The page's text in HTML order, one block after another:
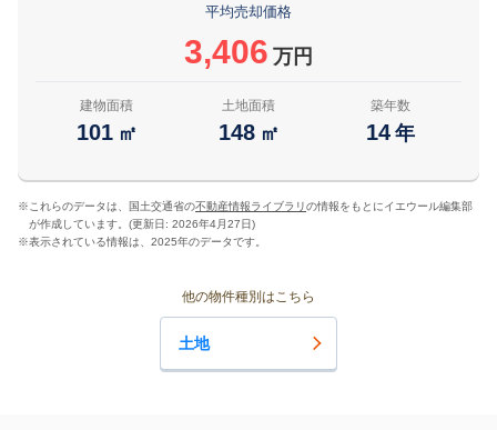
平均売却価格
3,406 万円
建物面積
101 ㎡
土地面積
148 ㎡
築年数
14 年
※ これらのデータは、国土交通省の不動産情報ライブラリの情報をもとにイエウール編集部
が作成しています。(更新日: 2026年4月27日)
※表示されている情報は、2025年のデータです。
他の物件種別はこちら
土地